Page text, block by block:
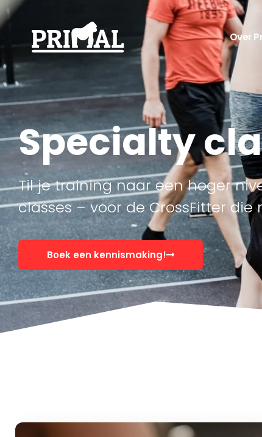
Over
Specialty
Til je training naar een hoger
classes – voor de CrossFitter die
Boek een kennismaking!